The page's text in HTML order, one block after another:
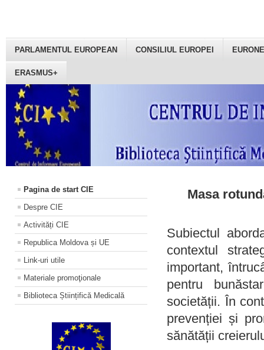
PARLAMENTUL EUROPEAN CONSILIUL EUROPEI
ERASMUS+
Pagina de start CIE
Despre CIE
Activități CIE
Republica Moldova și UE
Link-uri utile
Materiale promoţionale
Biblioteca Științifică Medicală
Masa
Subiectul
contextul
important,
pentru
societății. În
prevenției și
sănătății